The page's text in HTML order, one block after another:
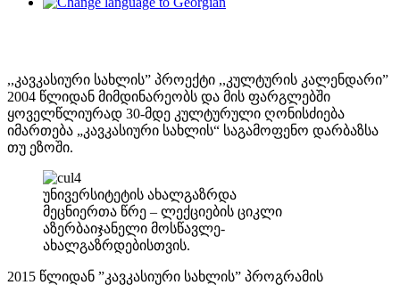
,,კავკასიური სახლის” პროექტი ,,კულტურის კალენდარი”
2004 წლიდან მიმდინარეობს და მის ფარგლებში
ყოველწლიურად 30-მდე კულტურული ღონისძიება
იმართება „კავკასიური სახლის“ საგამოფენო დარბაზსა
თუ ეზოში.
უნივერსიტეტის ახალგაზრდა
მეცნიერთა წრე – ლექციების ციკლი
აზერბაიჯანელი მოსწავლე-
ახალგაზრდებისთვის.
2015 წლიდან ”კავკასიური სახლის” პროგრამის